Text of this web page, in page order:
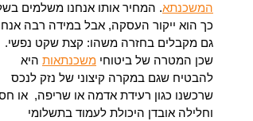
המשכנתא. המחיר אותו אנחנו משלמים
כך הוא ייקור העסקה, אבל במידה רבה
גם מקבלים בחזרה משהו: קצת שקט נפשי.
שכן המטרה של ביטוחי משכנתאות היא
להבטיח שגם במקרה קיצוני של נזק לנכס
שרכשנו כגון רעידת אדמה או שריפה, או
וחלילה אובדן היכולת לעמוד בתשלומי